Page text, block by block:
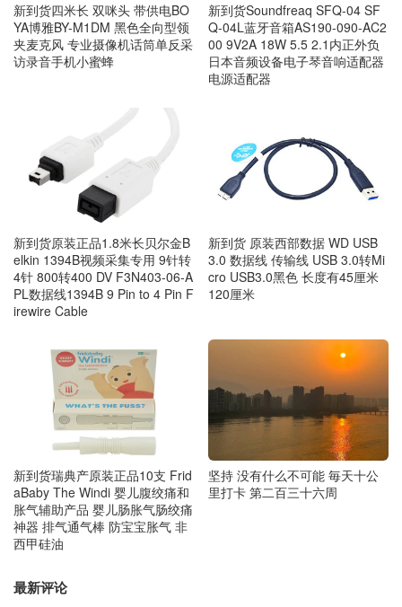
新到货四米长 双咪头 带供电BO
YA博雅BY-M1DM 黑色全向型领
夹麦克风 专业摄像机话筒单反采
访录音手机小蜜蜂
新到货Soundfreaq SFQ-04 SF
Q-04L蓝牙音箱AS190-090-AC2
00 9V2A 18W 5.5 2.1内正外负
日本音频设备电子琴音响适配器
电源适配器
新到货原装正品1.8米长贝尔金B
elkin 1394B视频采集专用 9针转
4针 800转400 DV F3N403-06-A
PL数据线1394B 9 Pin to 4 Pin F
irewire Cable
新到货 原装西部数据 WD USB
3.0 数据线 传输线 USB 3.0转Mi
cro USB3.0黑色 长度有45厘米
120厘米
新到货瑞典产原装正品10支 Frid
aBaby The Windi 婴儿腹绞痛和
胀气辅助产品 婴儿肠胀气肠绞痛
神器 排气通气棒 防宝宝胀气 非
西甲硅油
坚持 没有什么不可能 毎天十公
里打卡 第二百三十六周
最新评论